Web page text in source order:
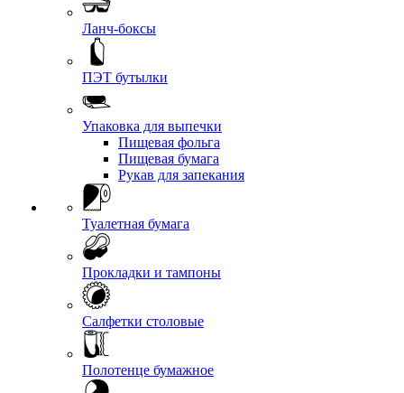
Ланч-боксы
ПЭТ бутылки
Упаковка для выпечки
Пищевая фольга
Пищевая бумага
Рукав для запекания
Туалетная бумага
Прокладки и тампоны
Салфетки столовые
Полотенце бумажное